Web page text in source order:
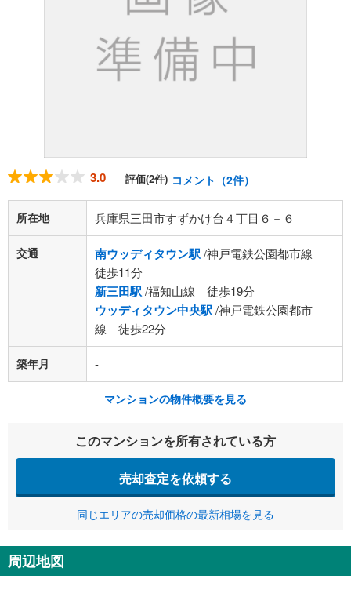
3.0 評価(2件) コメント（2件）
所在地 兵庫県三田市すずかけ台４丁目６－６
交通 南ウッディタウン駅/神戸電鉄公園都市線
徒歩11分
新三田駅/福知山線 徒歩19分
ウッディタウン中央駅/神戸電鉄公園都市
線 徒歩22分
築年月 -
マンションの物件概要を見る
このマンションを所有されている方
売却査定を依頼する
同じエリアの売却価格の最新相場を見る
周辺地図